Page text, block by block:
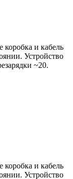
коробка и кабель
Устройство
~20.
коробка и кабель
Устройство